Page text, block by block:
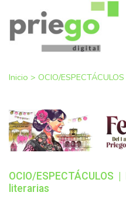
Inicio > OCIO/ESPECTÁCULOS
OCIO/ESPECTÁCULOS
literarias